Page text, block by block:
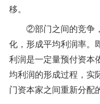
移。
②部门之间的竞争，
化，形成平均利润率。
利润是一定量预付资本
均利润的形成过程，实
门资本家之间重新分配